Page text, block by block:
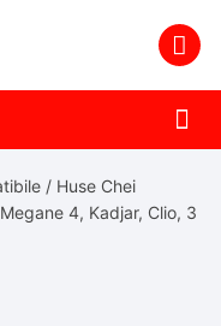
/ Huse Chei
4, Kadjar, Clio, 3